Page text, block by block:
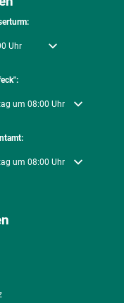
Schließzeiten auszublenden
Uhr Von 08:00 bis 12:00
auszublenden
um 08:00 Uhr
auszublenden
um 08:00 Uhr